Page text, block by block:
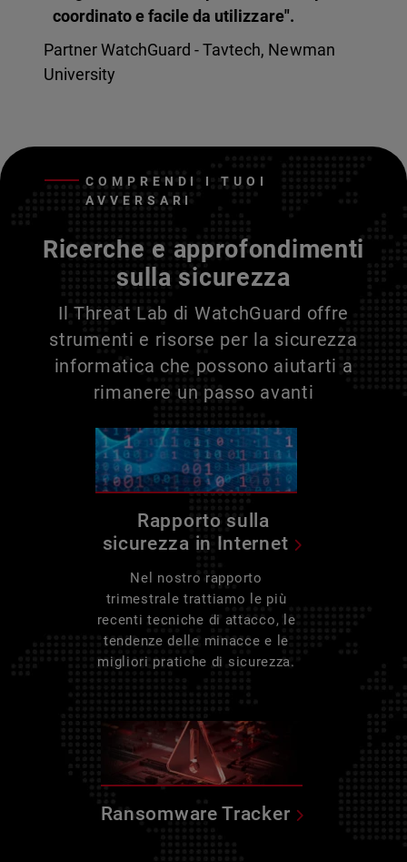
coordinato e facile da utilizzare".
Partner WatchGuard - Tavtech, Newman
University
COMPRENDI I TUOI
AVVERSARI
Ricerche e approfondimenti
sulla sicurezza
Il Threat Lab di WatchGuard offre
strumenti e risorse per la sicurezza
informatica che possono aiutarti a
rimanere un passo avanti
Rapporto sulla
sicurezza in Internet
Nel nostro rapporto
trimestrale trattiamo le più
recenti tecniche di attacco, le
tendenze delle minacce e le
migliori pratiche di sicurezza.
Ransomware Tracker